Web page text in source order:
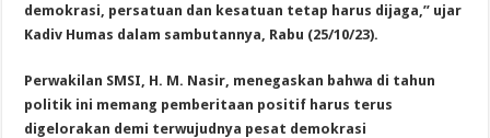
demokrasi, persatuan dan kesatuan tetap harus dijaga,” ujar
Kadiv Humas dalam sambutannya, Rabu (25/10/23).
Perwakilan SMSI, H. M. Nasir, menegaskan bahwa di tahun
politik ini memang pemberitaan positif harus terus
digelorakan demi terwujudnya pesat demokrasi